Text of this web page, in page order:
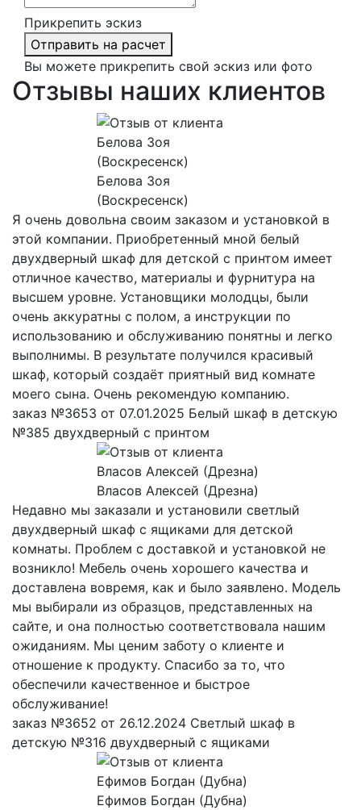
Прикрепить эскиз
Отправить на расчет
Вы можете прикрепить свой эскиз или фото
Отзывы наших клиентов
Белова Зоя
(Воскресенск)
Я очень довольна своим заказом и установкой в
этой компании. Приобретенный мной белый
двухдверный шкаф для детской с принтом имеет
отличное качество, материалы и фурнитура на
высшем уровне. Установщики молодцы, были
очень аккуратны с полом, а инструкции по
использованию и обслуживанию понятны и легко
выполнимы. В результате получился красивый
шкаф, который создаёт приятный вид комнате
моего сына. Очень рекомендую компанию.
заказ №3653 от 07.01.2025 Белый шкаф в детскую
№385 двухдверный с принтом
Власов Алексей (Дрезна)
Недавно мы заказали и установили светлый
двухдверный шкаф с ящиками для детской
комнаты. Проблем с доставкой и установкой не
возникло! Мебель очень хорошего качества и
доставлена вовремя, как и было заявлено. Модель
мы выбирали из образцов, представленных на
сайте, и она полностью соответствовала нашим
ожиданиям. Мы ценим заботу о клиенте и
отношение к продукту. Спасибо за то, что
обеспечили качественное и быстрое
обслуживание!
заказ №3652 от 26.12.2024 Светлый шкаф в
детскую №316 двухдверный с ящиками
Ефимов Богдан (Дубна)